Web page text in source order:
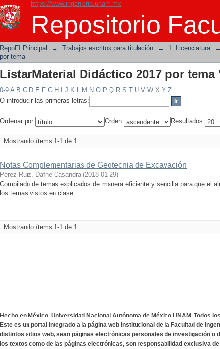
https://www.ingenieria.unam.mx
Repositorio
ListarMaterial Didáctico 2017 por tema
RepoFI Principal → Trabajos escritos para titulación → 1. Licenciatura
por tema
ListarMaterial Didáctico 2017 por tema
0-9 A B C D E F G H J K L M N O P Q R S T U V W X Y Z
O introducir las primeras letras:
Ordenar por: Orden: Resultados:
Mostrando ítems 1-1 de 1
Notas Complementarias de Geotecnia de Excavación
Pérez Ruiz, Dafne Casandra (2018-01-29)
Compilado de temas explicados de manera eficiente y sencilla para que el
los temas vistos en clase.
Mostrando ítems 1-1 de 1
Hecho en México. Universidad Nacional Autónoma de México UNAM. Todos
Este es un portal integrado a la página web institucional de la Facultad de
distintos sitios web, sean páginas electrónicas personales de investigación o
los textos como de las páginas electrónicas, son responsabilidad exclusiva